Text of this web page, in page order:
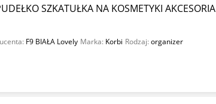
SZKATUŁKA NA KOSMETYKI AKCESORIA
F9 BIAŁA Lovely Marka: Korbi Rodzaj:organizer